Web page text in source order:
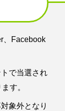
、Facebook
で当選され
す。
象外となり